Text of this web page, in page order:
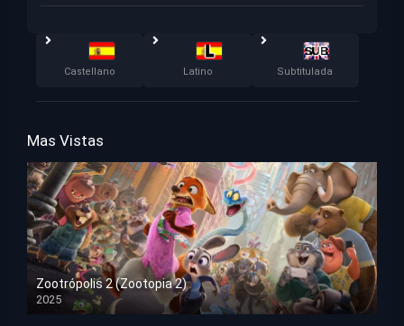
Castellano Latino Subtitulada
Mas Vistas
Zootrópolis 2 (Zootopia 2)
2025
HD 1080p